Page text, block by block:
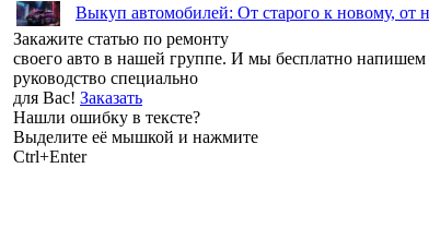
Выкуп автомобилей: От старого к новому, от
Закажите статью по ремонту
своего авто в нашей группе. И мы бесплатно напишем
руководство специально
для Вас! Заказать
Нашли ошибку в тексте?
Выделите её мышкой и нажмите
Ctrl+Enter